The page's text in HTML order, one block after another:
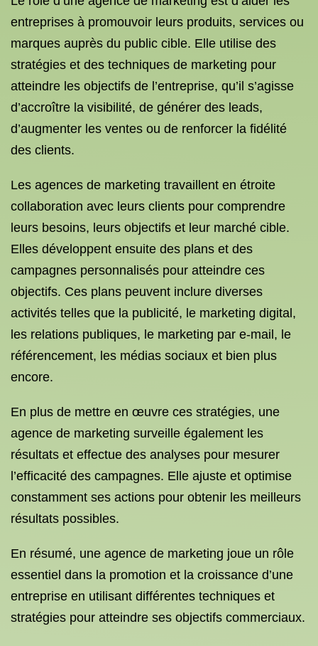
entreprises à promouvoir leurs produits, services ou
marques auprès du public cible. Elle utilise des
stratégies et des techniques de marketing pour
atteindre les objectifs de l’entreprise, qu’il s’agisse
d’accroître la visibilité, de générer des leads,
d’augmenter les ventes ou de renforcer la fidélité
des clients.
Les agences de marketing travaillent en étroite
collaboration avec leurs clients pour comprendre
leurs besoins, leurs objectifs et leur marché cible.
Elles développent ensuite des plans et des
campagnes personnalisés pour atteindre ces
objectifs. Ces plans peuvent inclure diverses
activités telles que la publicité, le marketing digital,
les relations publiques, le marketing par e-mail, le
référencement, les médias sociaux et bien plus
encore.
En plus de mettre en œuvre ces stratégies, une
agence de marketing surveille également les
résultats et effectue des analyses pour mesurer
l’efficacité des campagnes. Elle ajuste et optimise
constamment ses actions pour obtenir les meilleurs
résultats possibles.
En résumé, une agence de marketing joue un rôle
essentiel dans la promotion et la croissance d’une
entreprise en utilisant différentes techniques et
stratégies pour atteindre ses objectifs commerciaux.